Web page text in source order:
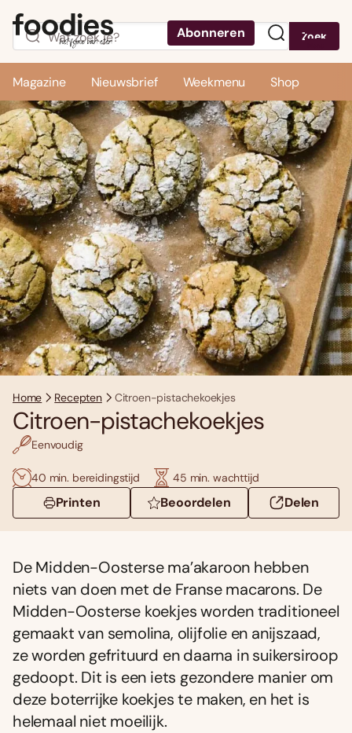
Abonneren Zoek
Magazine Nieuwsbrief Weekmenu Shop
Home Recepten Citroen-pistachekoekjes
Citroen-pistachekoekjes
Eenvoudig
40 min. bereidingstijd 45 min. wachttijd
Printen Beoordelen Delen
De Midden-Oosterse ma’akaroon hebben
niets van doen met de Franse macarons. De
Midden-Oosterse koekjes worden traditioneel
gemaakt van semolina, olijfolie en anijszaad,
ze worden gefrituurd en daarna in suikersiroop
gedoopt. Dit is een iets gezondere manier om
deze boterrijke koekjes te maken, en het is
helemaal niet moeilijk.